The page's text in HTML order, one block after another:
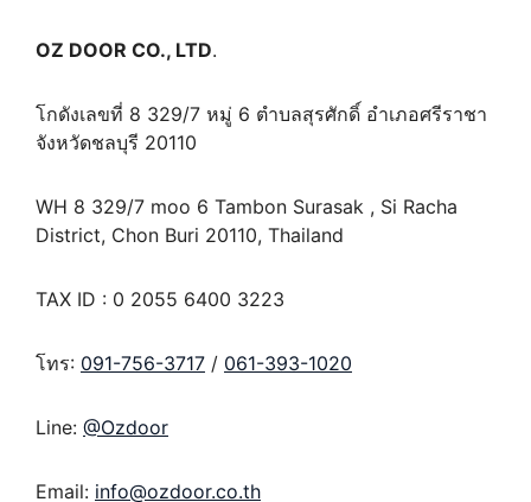
OZ DOOR CO., LTD.
โกดังเลขที่ 8 329/7 หมู่ 6 ตำบลสุรศักดิ์ อำเภอศรีราชา
จังหวัดชลบุรี 20110
WH 8 329/7 moo 6 Tambon Surasak , Si Racha
District, Chon Buri 20110, Thailand
TAX ID : 0 2055 6400 3223
โทร: 091-756-3717 / 061-393-1020
Line: @Ozdoor
Email: info@ozdoor.co.th